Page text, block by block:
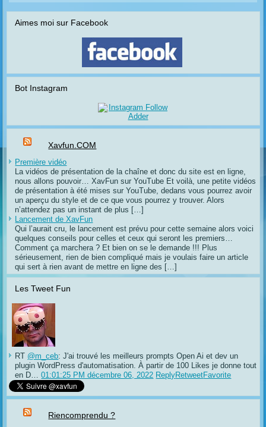
Aimes moi sur Facebook
Bot Instagram
Xavfun.COM
Première vidéo
La vidéos de présentation de la chaîne et donc du site est en ligne,
nous allons pouvoir… XavFun sur YouTube Et voilà, une petite vidéos
de présentation à été mises sur YouTube, dedans vous pourrez avoir
un aperçu du style et de ce que vous pourrez y trouver. Alors
n’attendez pas un instant de plus […]
Lancement de XavFun
Qui l’aurait cru, le lancement est prévu pour cette semaine alors voici
quelques conseils pour celles et ceux qui seront les premiers…
Comment ça marchera ? Et bien on se le demande !!! Plus
sérieusement, rien de bien compliqué mais je voulais faire un article
qui sert à rien avant de mettre en ligne des […]
Les Tweet Fun
RT @m_ceb: J'ai trouvé les meilleurs prompts Open Ai et dev un
plugin WordPress d'automatisation. À partir de 100 Likes je donne tout
en D…
01:01:25 PM décembre 06, 2022 ReplyRetweetFavorite
Riencomprendu ?